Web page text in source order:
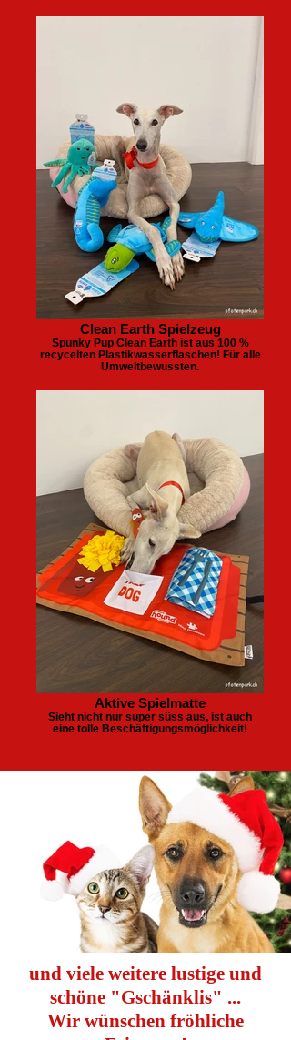
Clean Earth Spielzeug
Spunky Pup Clean Earth ist aus 100 %
recycelten Plastikwasserflaschen! Für alle
Umweltbewussten.
Aktive Spielmatte
Sieht nicht nur super süss aus, ist auch
eine tolle Beschäftigungsmöglichkeit!
und viele weitere lustige und
schöne "Gschänklis" ...
Wir wünschen fröhliche